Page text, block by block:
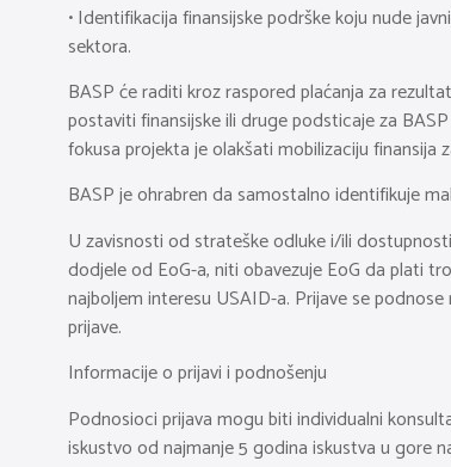
• Identifikacija finansijske podrške koju nude
sektora.
BASP će raditi kroz raspored plaćanja za
postaviti finansijske ili druge podsticaje za
fokusa projekta je olakšati mobilizaciju finansija
BASP je ohrabren da samostalno identifikuje
U zavisnosti od strateške odluke i/ili
dodjele od EoG-a, niti obavezuje EoG da plati
najboljem interesu USAID-a. Prijave se
prijave.
Informacije o prijavi i podnošenju
Podnosioci prijava mogu biti individualni
iskustvo od najmanje 5 godina iskustva u gore